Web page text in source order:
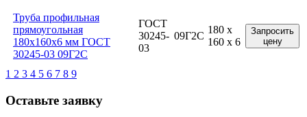
Труба профильная
прямоугольная
180x160x6 мм ГОСТ
30245-03 09Г2С
ГОСТ
30245-
03
09Г2С
180 x
160 x 6
Запросить
цену
1 2 3 4 5 6 7 8 9
Оставьте заявку